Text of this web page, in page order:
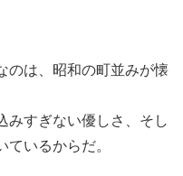
のは、昭和の町並みが懐
みすぎない優しさ、そし
いるからだ。